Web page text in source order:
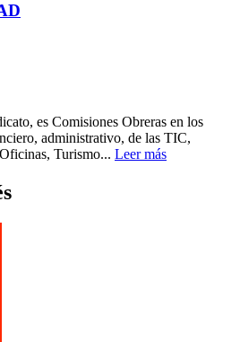
es Comisiones Obreras en los
administrativo, de las TIC,
Turismo... Leer más